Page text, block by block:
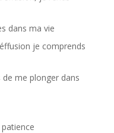
dans ma vie
je comprends
de me plonger dans